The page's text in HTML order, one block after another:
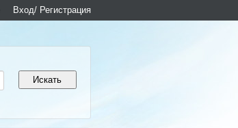
Вход/ Регистрация